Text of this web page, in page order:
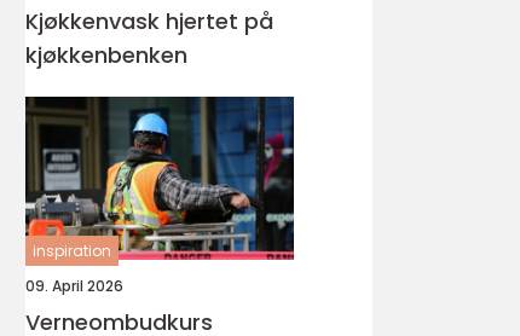
Kjøkkenvask hjertet på
kjøkkenbenken
inspiration
09. April 2026
Verneombudkurs